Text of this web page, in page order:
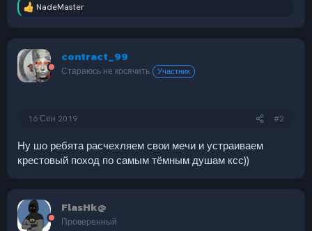
Р
ц
и
и
NadeMaster
contract_99
Стараюсь не косячить Участник
16 Сен 2019 #2
Ну шо ребята расчехляем свои мечи и устраиваем
крестовый поход по самым тёмным душам ксс))
FlasHk@
Проверенный